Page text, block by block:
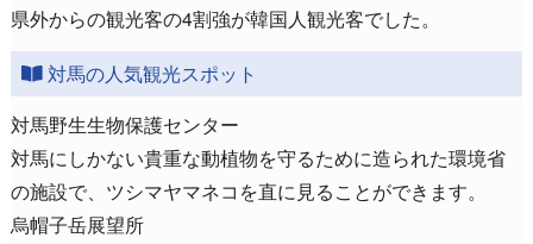
県外からの観光客の4割強が韓国人観光客でした。
対馬の人気観光スポット
対馬野生生物保護センター
対馬にしかない貴重な動植物を守るために造られた環境省
の施設で、ツシマヤマネコを直に見ることができます。
烏帽子岳展望所